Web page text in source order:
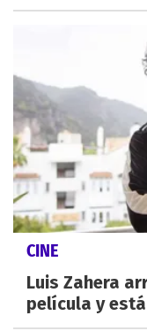
CINE
Luis Zahera
película y